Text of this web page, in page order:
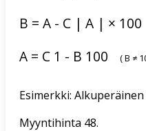
B = A - C | A | × 100
A = C 1 - B 100 (B ≠
Esimerkki:
Myyntihinta 48.